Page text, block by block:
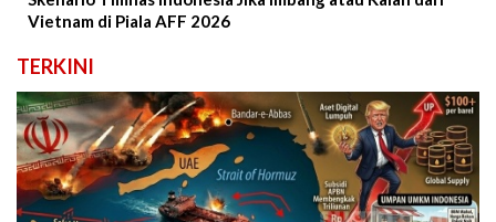
Vietnam di Piala AFF 2026
TERKINI